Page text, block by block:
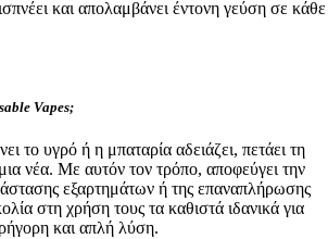
και απολαμβάνει έντονη γεύση σε κάθε
Vapes;
το υγρό ή η μπαταρία αδειάζει, πετάει τη
νέα. Με αυτόν τον τρόπο, αποφεύγει την
εξαρτημάτων ή της επαναπλήρωσης
στη χρήση τους τα καθιστά ιδανικά για
και απλή λύση.